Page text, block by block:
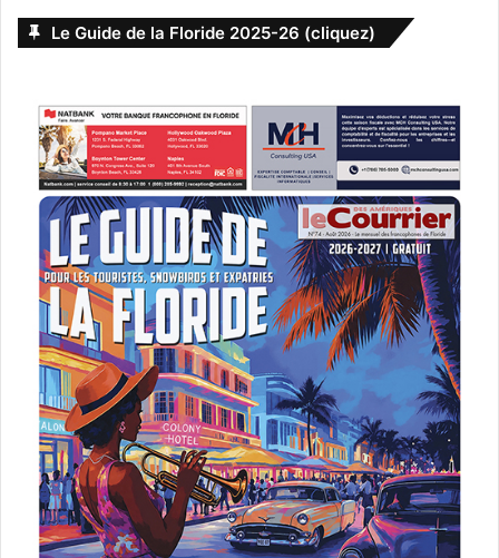
Cette mesure (qui date de 1952 et n’a pas été créée
sécurité et le contrôle aux frontières, et bien que cela
ajoute une étape supplémentaire pour certains voyageurs,
il s’agit d’une procédure administrative visant à assurer le
respect des lois américaines en matière d’immigration.
L’Association canadienne des snowbirds travaille avec des
membres du Congrès pour obtenir une exemption des
voyageurs canadiens.
En pratique, il faut donc attendre un peu pour en savoir
plus. S’il y a des changements il vous le diront à la douane
américaine. Vous pouvez d’ailleurs leur demander ce qu’ils
pensent de ce i94.
Et si à l’avenir vous devez garder un papier sur vous alors
ce serait exactement comme ça se passe actuellement au
Mexique… et ce n’est pas bien compliqué.
Par ailleurs, il faut savoir que les médias canadiens ont de
Le Guide de la Floride 2025-26 (cliquez)